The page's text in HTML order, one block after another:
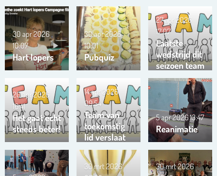
Hart lopers
30 apr 2026
10:07
Pubquiz
30 apr 2026
10:01
Laatste
wedstrijd dit
seizoen team
Trianta 01
27 apr 2026
17:07
Het gaat echt
steeds beter!
20 apr 2026
16:41
Team van
toekomstig
lid verslaat
ons team …
!!!
14 apr 2026
09:54
Reanimatie
5 apr 202613:47
30 mrt 2026
30 mrt 2026